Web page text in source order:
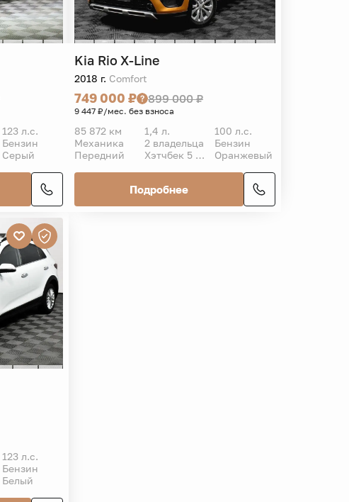
123 л.с.
Бензин
Серый
Kia Rio X-Line
2018 г. Comfort
749 000 ₽ 899 000 ₽
9 447 ₽/мес. без взноса
85 872 км 1,4 л.
100 л.с.
Механика
2 владельца
Бензин
Передний
Хэтчбек 5 дв. Оранжевый
Подробнее
123 л.с.
Бензин
Белый